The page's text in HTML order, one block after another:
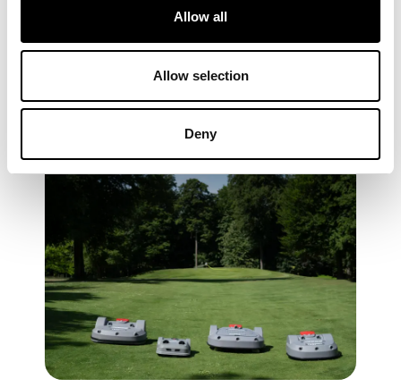
Allow all
Allow selection
Deny
Devenez revendeur officiel. Découvrez la